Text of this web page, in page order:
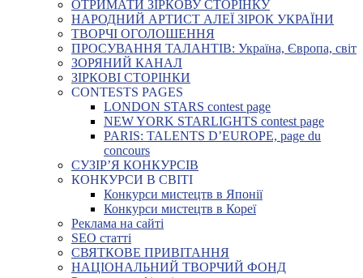
ОТРИМАТИ ЗІРКОВУ СТОРІНКУ
НАРОДНИЙ АРТИСТ АЛЕЇ ЗІРОК УКРАЇНИ
ТВОРЧІ ОГОЛОШЕННЯ
ПРОСУВАННЯ ТАЛАНТІВ: Україна, Європа, світ
ЗОРЯНИЙ КАНАЛ
ЗІРКОВІ СТОРІНКИ
CONTESTS PAGES
LONDON STARS contest page
NEW YORK STARLIGHTS contest page
PARIS: TALENTS D’EUROPE, page du
concours
СУЗІР’Я КОНКУРСІВ
КОНКУРСИ В СВІТІ
Конкурси мистецтв в Японії
Конкурси мистецтв в Кореї
Реклама на сайті
SEO статті
СВЯТКОВЕ ПРИВІТАННЯ
НАЦІОНАЛЬНИЙ ТВОРЧИЙ ФОНД